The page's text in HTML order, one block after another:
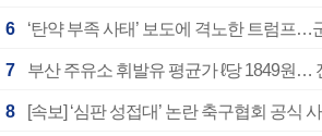
6
7 부산 주유소 휘발유 평균가 ℓ당 1849원…
8